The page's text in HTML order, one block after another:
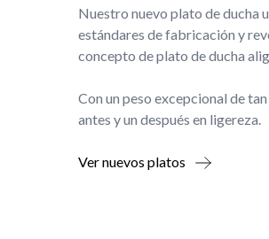
Nuestro nuevo plato de ducha
estándares de fabricación y
concepto de plato de ducha
Con un peso excepcional de
antes y un después en ligereza.
Ver nuevos platos